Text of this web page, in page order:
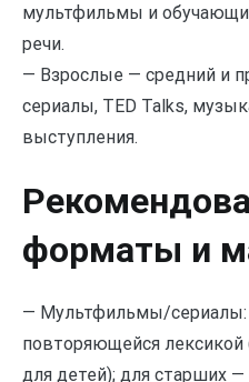
мультфильмы и
речи.
— Взрослые — средний и
сериалы, TED Talks,
выступления.
форматы и
— Мультфильмы/сериалы:
повторяющейся
для детей); для старших